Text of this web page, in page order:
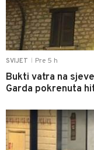
SVIJET Pre 5 h
Bukti vatra na
Garda pokrenuta